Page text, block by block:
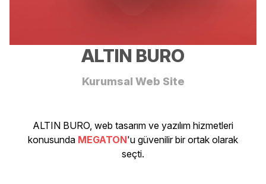
ALTIN BURO
Kurumsal Web Site
ALTIN BURO, web tasarım ve yazılım hizmetleri
konusunda MEGATON'u güvenilir bir ortak olarak
seçti.